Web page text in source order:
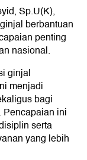
Sp.U(K),
berbantuan
penting
nasional.
ginjal
menjadi
bagi
ini
serta
yang lebih